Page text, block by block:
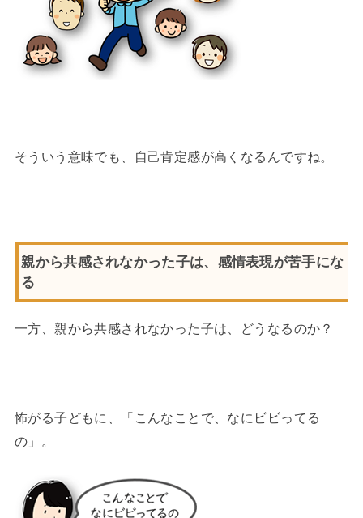
そういう意味でも、自己肯定感が高くなるんですね。
親から共感されなかった子は、感情表現が苦手にな
る
一方、親から共感されなかった子は、どうなるのか？
怖がる子どもに、「こんなことで、なにビビってる
の」。